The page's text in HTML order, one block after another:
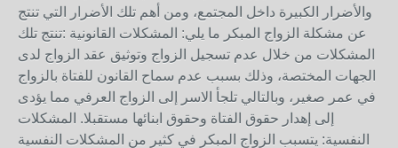
والأضرار الكبيرة داخل المجتمع، ومن أهم تلك الأضرار التي تنتج
عن مشكلة الزواج المبكر ما يلي: المشكلات القانونية :تنتج تلك
المشكلات من خلال عدم تسجيل الزواج وتوثيق عقد الزواج لدى
الجهات المختصة، وذلك بسبب عدم سماح القانون للفتاة بالزواج
في عمر صغير، وبالتالي تلجأ الاسر إلى الزواج العرفي مما يؤدى
إلى إهدار حقوق الفتاة وحقوق ابنائها مستقبلا. المشكلات
النفسية: يتسبب الزواج المبكر في كثير من المشكلات النفسية